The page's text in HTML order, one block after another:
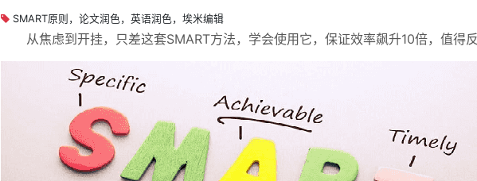
SMART原则，论文润色，英语润色，埃米编辑
从焦虑到开挂，只差这套SMART方法，学会使用它，保证效率飙升10倍，值得反